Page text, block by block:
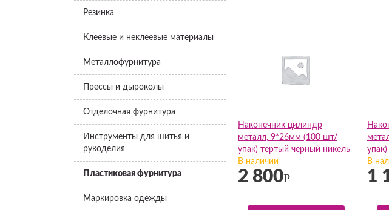
Резинка
Клеевые и неклеевые материалы
Металлофурнитура
Прессы и дыроколы
Отделочная фурнитура
Инструменты для шитья и
рукоделия
Пластиковая фурнитура
Маркировка одежды
Наконечник цилиндр
металл, 9*26мм (100 шт/
упак) тертый черный никель
ГХН14706 , упак
В наличии
2 800Р
В
1